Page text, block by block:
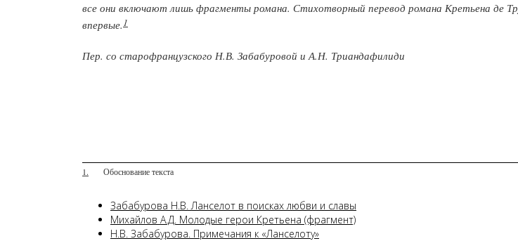
все они включают лишь фрагменты романа. Стихотворный перевод романа Кретьена де
впервые.1
Пер. со старофранцузского Н.В. Забабуровой и А.Н. Триандафилиди
1. Обоснование текста
Забабурова Н.В. Ланселот в поисках любви и славы
Михайлов А.Д. Молодые герои Кретьена (фрагмент)
Н.В. Забабурова. Примечания к «Ланселоту»